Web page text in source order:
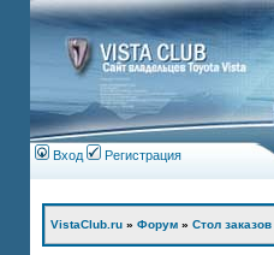
Вход Регистрация
VistaClub.ru » Форум » Стол заказов